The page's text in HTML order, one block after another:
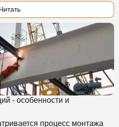
Читать
- особенности и
процесс монтажа